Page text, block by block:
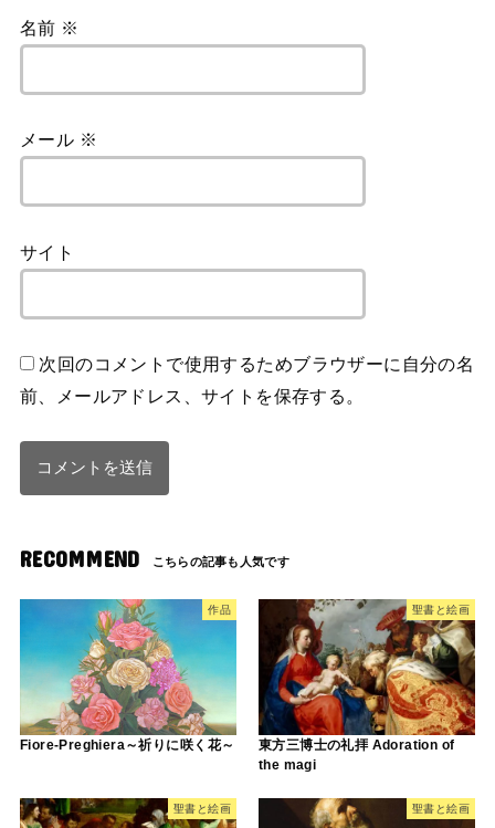
名前 ※
メール ※
サイト
次回のコメントで使用するためブラウザーに自分の名
前、メールアドレス、サイトを保存する。
RECOMMEND
作品
Fiore-Preghiera～祈りに咲く花～
聖書と絵画
東方三博士の礼拝 Adoration of
the magi
聖書と絵画 聖書と絵画